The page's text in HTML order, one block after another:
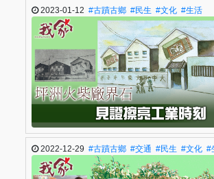
2023-01-12 #古蹟古鄉 #民生 #文化 #生活
2022-12-29 #古蹟古鄉 #交通 #民生 #文化 #